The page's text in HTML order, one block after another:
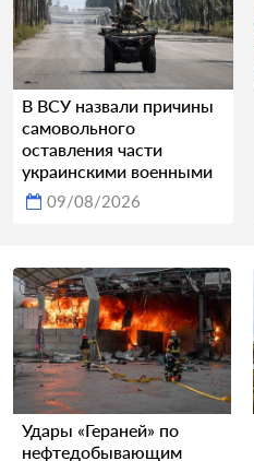
В ВСУ назвали причины
самовольного
оставления части
украинскими военными
09/08/2026
Удары «Гераней» по
нефтедобывающим